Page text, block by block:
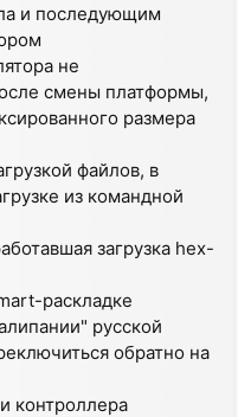
и последующим
не
смены платформы,
размера
файлов, в
из командной
загрузка hex-
раскладке
русской
обратно на
контроллера